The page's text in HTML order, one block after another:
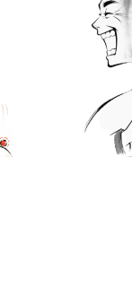
คำสแลง
做活马
ปาฏิหา
误 คนฉ
ความ